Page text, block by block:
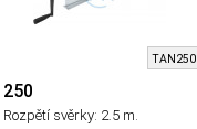
TAN250
250
Rozpětí svěrky: 2.5 m.